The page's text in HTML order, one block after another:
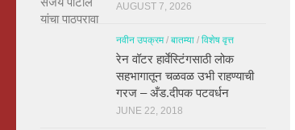
AUGUST 7, 2026
नवीन उपक्रम/ बातम्या / विशेष वृत्त
रेन वॉटर हार्वेस्टिंगसाठी लोक
सहभागातून चळवळ उभी राहण्याची
गरज – अँड.दीपक पटवर्धन
JUNE 22, 2018